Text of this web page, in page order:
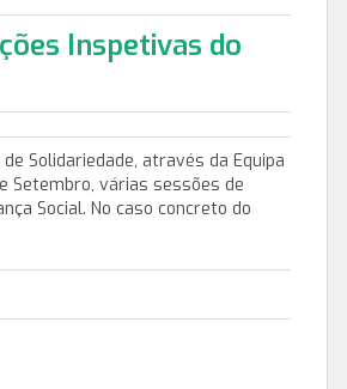
Inspetivas do
Solidariedade, através da Equipa
Setembro, várias sessões de
Social. No caso concreto do